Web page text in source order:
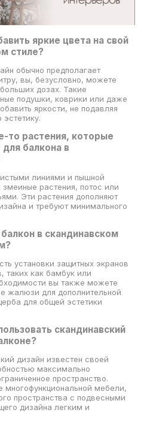
яркие цвета на свой
стиле?
обычно предполагает
вы, безусловно, можете
дозах. Такие
подушки, коврики или даже
яркости, не подавляя
то растения, которые
балкона в
линиями и пышной
растения, потос или
Эти растения дополняют
и требуют минимального
в скандинавском
установки защитных экранов
таких как бамбук или
вы также можете
жалюзи для дополнительной
для общей эстетики
скандинавский
дизайн известен своей
максимально
пространство.
многофункциональной мебели,
пространства с подвесными
дизайна легким и